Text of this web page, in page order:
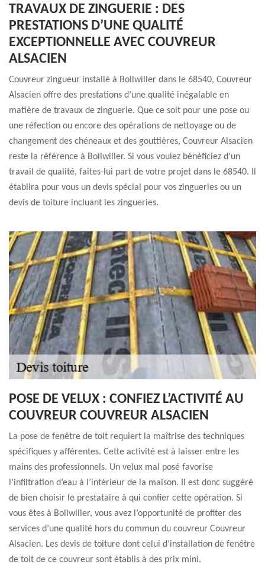
TRAVAUX DE ZINGUERIE : DES
PRESTATIONS D’UNE QUALITÉ
EXCEPTIONNELLE AVEC COUVREUR
ALSACIEN
Couvreur zingueur installé à Bollwiller dans le 68540, Couvreur
Alsacien offre des prestations d’une qualité inégalable en
matière de travaux de zinguerie. Que ce soit pour une pose ou
une réfection ou encore des opérations de nettoyage ou de
changement des chéneaux et des gouttières, Couvreur Alsacien
reste la référence à Bollwiller. Si vous voulez bénéficiez d’un
travail de qualité, faites-lui part de votre projet dans le 68540. Il
établira pour vous un devis spécial pour vos zingueries ou un
devis de toiture incluant les zingueries.
POSE DE VELUX : CONFIEZ L’ACTIVITÉ AU
COUVREUR COUVREUR ALSACIEN
La pose de fenêtre de toit requiert la maîtrise des techniques
spécifiques y afférentes. Cette activité est à laisser entre les
mains des professionnels. Un velux mal posé favorise
l’infiltration d’eau à l’intérieur de la maison. Il est donc suggéré
de bien choisir le prestataire à qui confier cette opération. Si
vous êtes à Bollwiller, vous avez l’opportunité de profiter des
services d’une qualité hors du commun du couvreur Couvreur
Alsacien. Les devis de toiture dont celui d’installation de fenêtre
de toit de ce couvreur sont établis à des prix mini.